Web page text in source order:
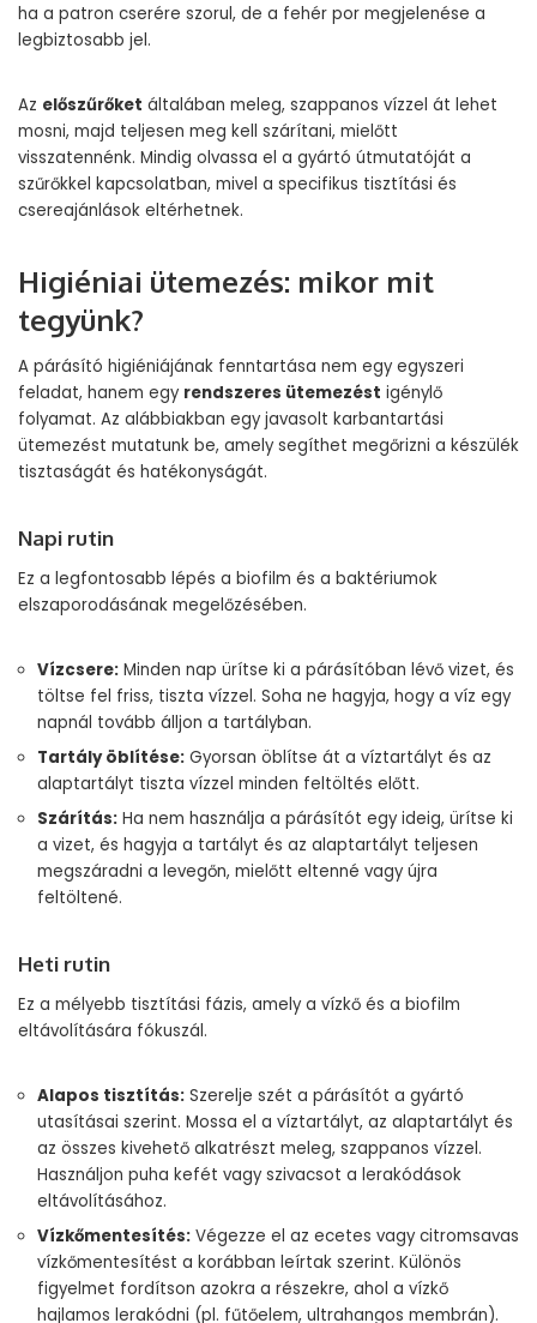
ha a patron cserére szorul, de a fehér por megjelenése a
legbiztosabb jel.
Az előszűrőket általában meleg, szappanos vízzel át lehet
mosni, majd teljesen meg kell szárítani, mielőtt
visszatennénk. Mindig olvassa el a gyártó útmutatóját a
szűrőkkel kapcsolatban, mivel a specifikus tisztítási és
csereajánlások eltérhetnek.
Higiéniai ütemezés: mikor mit
tegyünk?
A párásító higiéniájának fenntartása nem egy egyszeri
feladat, hanem egy rendszeres ütemezést igénylő
folyamat. Az alábbiakban egy javasolt karbantartási
ütemezést mutatunk be, amely segíthet megőrizni a készülék
tisztaságát és hatékonyságát.
Napi rutin
Ez a legfontosabb lépés a biofilm és a baktériumok
elszaporodásának megelőzésében.
Vízcsere: Minden nap ürítse ki a párásítóban lévő vizet, és
töltse fel friss, tiszta vízzel. Soha ne hagyja, hogy a víz egy
napnál tovább álljon a tartályban.
Tartály öblítése: Gyorsan öblítse át a víztartályt és az
alaptartályt tiszta vízzel minden feltöltés előtt.
Szárítás: Ha nem használja a párásítót egy ideig, ürítse ki
a vizet, és hagyja a tartályt és az alaptartályt teljesen
megszáradni a levegőn, mielőtt eltenné vagy újra
feltöltené.
Heti rutin
Ez a mélyebb tisztítási fázis, amely a vízkő és a biofilm
eltávolítására fókuszál.
Alapos tisztítás: Szerelje szét a párásítót a gyártó
utasításai szerint. Mossa el a víztartályt, az alaptartályt és
az összes kivehető alkatrészt meleg, szappanos vízzel.
Használjon puha kefét vagy szivacsot a lerakódások
eltávolításához.
Vízkőmentesítés: Végezze el az ecetes vagy citromsavas
vízkőmentesítést a korábban leírtak szerint. Különös
figyelmet fordítson azokra a részekre, ahol a vízkő
hajlamos lerakódni (pl. fűtőelem, ultrahangos membrán).